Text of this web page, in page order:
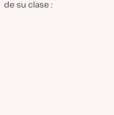
de su clase :